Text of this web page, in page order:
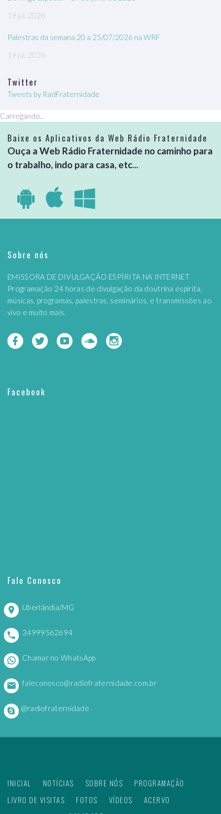
19 jul, 2026
Palestras da semana 20 a 25/07/2026 na WRF
19 jul, 2026
Twitter
Tweets by RadFraternidade
Carregando...
Baixe os Aplicativos da Web Rádio Fraternidade
Ouça a Web Rádio Fraternidade no caminho para
o trabalho, indo para casa, etc...
Sobre nós
EMISSORA DE DIVULGAÇÃO ESPÍRITA NA INTERNET
Programação 24 horas de divulgação da doutrina espírita,
músicas, programas, palestras, seminários, e transmissões ao
vivo e muito mais.
Facebook
Fale Conosco
Uberlândia/MG
34999562694
Chamar no WhatsApp
faleconosco@radiofraternidade.com.br
@radiofraternidade
INICIAL NOTÍCIAS SOBRE NÓS
PROGRAMAÇÃO
LIVRO DE VISITAS
FOTOS VÍDEOS
ACERVO